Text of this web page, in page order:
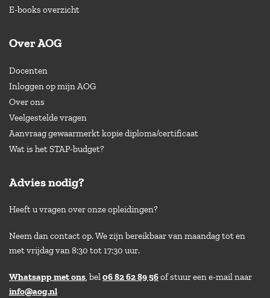
E-books overzicht
Over AOG
Docenten
Inloggen op mijn AOG
Over ons
Veelgestelde vragen
Aanvraag gewaarmerkt kopie diploma/certificaat
Wat is het STAP-budget?
Advies nodig?
Heeft u vragen over onze opleidingen?
Neem dan contact op. We zijn bereikbaar van maandag tot en
met vrijdag van 8:30 tot 17:30 uur.
Whatsapp met ons, bel06 82 62 89 56of stuur een e-mail naar
info@aog.nl